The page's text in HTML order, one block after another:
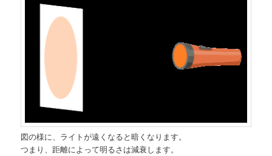
図の様に、ライトが遠くなると暗くなります。
つまり、距離によって明るさは減衰します。